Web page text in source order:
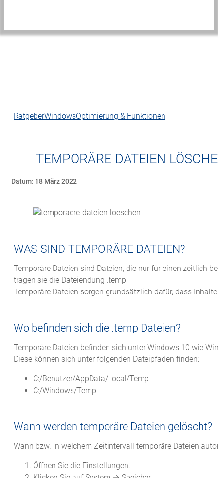
RatgeberWindowsOptimierung & Funktionen
TEMPORÄRE DATEIEN
Datum: 18 März 2022
WAS SIND TEMPORÄRE DATEIEN?
Temporäre Dateien sind Dateien, die nur für einen zeitlich
tragen sie die Dateiendung .temp.
Temporäre Dateien sorgen grundsätzlich dafür, dass
Wo befinden sich die .temp Dateien?
Temporäre Dateien befinden sich unter Windows 10 wie
Diese können sich unter folgenden Dateipfaden finden:
C:/Benutzer/AppData/Local/Temp
C:/Windows/Temp
Wann werden temporäre Dateien gelöscht?
Wann bzw. in welchem Zeitintervall temporäre Dateien
Öffnen Sie die Einstellungen.